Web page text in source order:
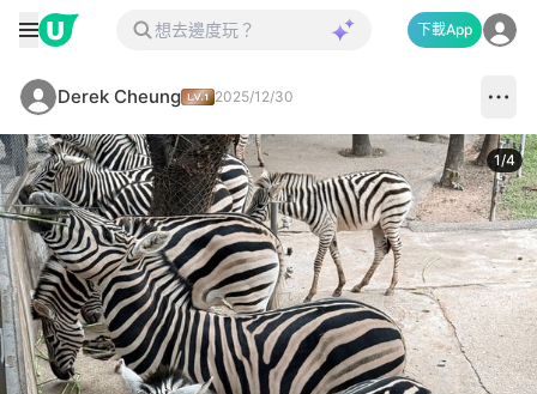
下載App
Derek Cheung 2025/12/30
1/4